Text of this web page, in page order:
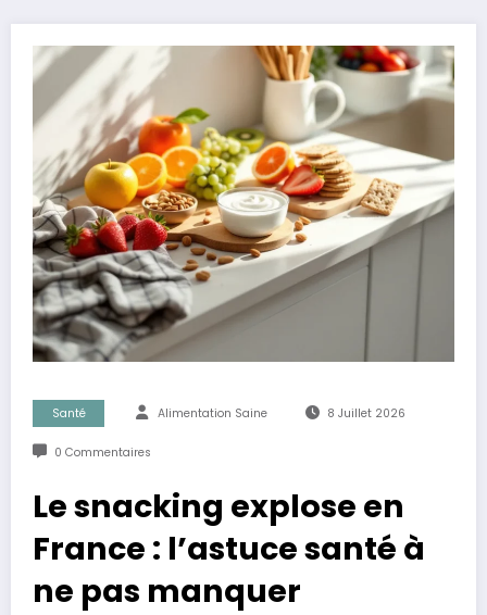
Santé Alimentation Saine 8 Juillet 2026
0 Commentaires
Le snacking explose en
France : l’astuce santé à
ne pas manquer